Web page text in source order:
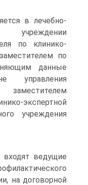
в лечебно-
учреждении
по клинико-
по
данные
управления
экспертной
учреждения
ведущие
на договорной